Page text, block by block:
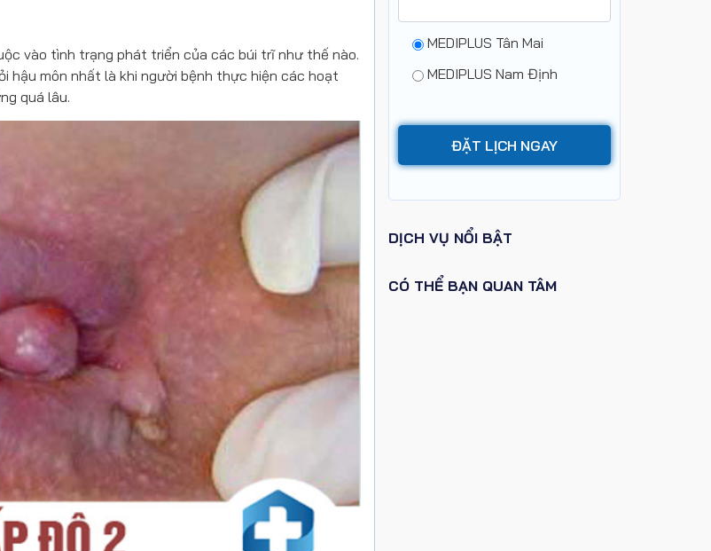
vào tình trạng phát triển của các búi trĩ như thế nào.
hậu môn nhất là khi người bệnh thực hiện các hoạt
quá lâu.
MEDIPLUS Tân Mai
MEDIPLUS Nam Định
DỊCH VỤ NỔI BẬT
CÓ THỂ BẠN QUAN TÂM